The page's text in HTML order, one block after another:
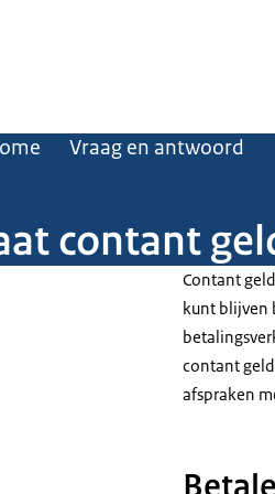
Vraag en antwoord
contant
Contant
kunt blijven
contant
afspraken